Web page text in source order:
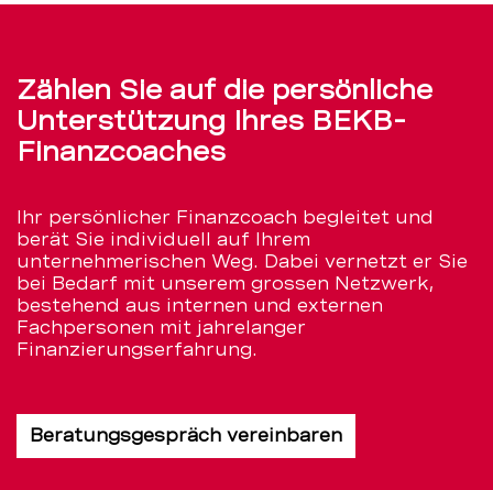
Zählen Sie auf die persönliche
Unterstützung Ihres BEKB-
Finanzcoaches
Ihr persönlicher Finanzcoach begleitet und
berät Sie individuell auf Ihrem
unternehmerischen Weg. Dabei vernetzt er Sie
bei Bedarf mit unserem grossen Netzwerk,
bestehend aus internen und externen
Fachpersonen mit jahrelanger
Finanzierungserfahrung.
Beratungsgespräch vereinbaren